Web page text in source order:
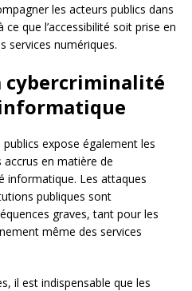
les acteurs publics dans
que l’accessibilité soit prise en
services numériques.
cybercriminalité
expose également les
en matière de
informatique. Les attaques
publiques sont
graves, tant pour les
même des services
il est indispensable que les